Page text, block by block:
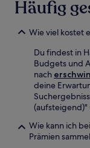
Häufig
Wie viel kostet
Du findest in
Budgets und
nach
deine
(aufsteigend)"
Wie kann ich
Prämien